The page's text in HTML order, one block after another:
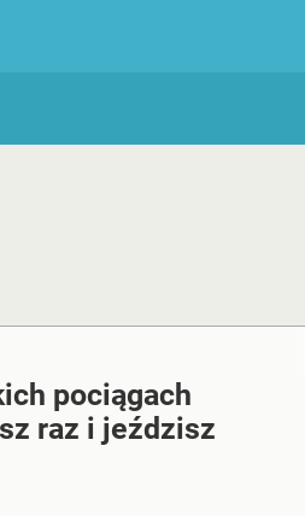
pociągach
raz i jeździsz